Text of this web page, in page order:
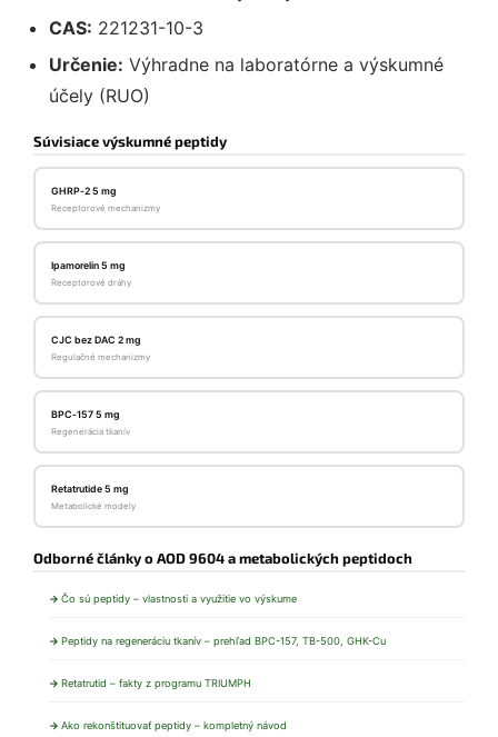
CAS: 221231-10-3
Určenie: Výhradne na laboratórne a výskumné
účely (RUO)
Súvisiace výskumné peptidy
GHRP‑2 5 mg
Receptorové mechanizmy
Ipamorelin 5 mg
Receptorové dráhy
CJC bez DAC 2 mg
Regulačné mechanizmy
BPC‑157 5 mg
Regenerácia tkanív
Retatrutide 5 mg
Metabolické modely
Odborné články o AOD 9604 a metabolických peptidoch
Čo sú peptidy – vlastnosti a využitie vo výskume
Peptidy na regeneráciu tkanív – prehľad BPC-157, TB-500, GHK-Cu
Retatrutid – fakty z programu TRIUMPH
Ako rekonštituovať peptidy – kompletný návod